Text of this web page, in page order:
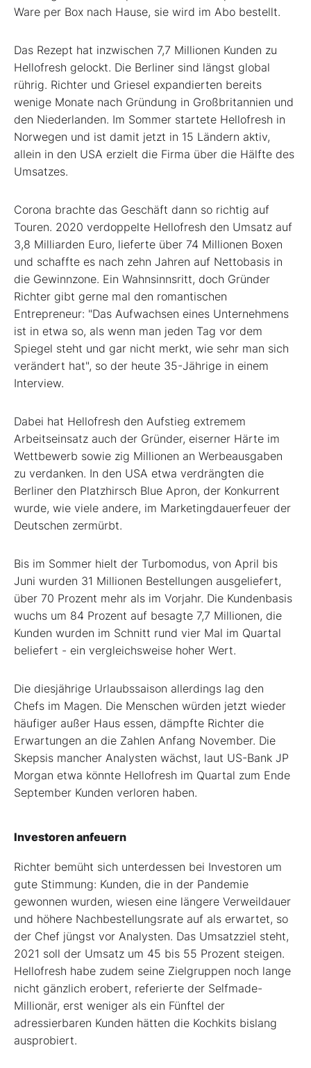
Ware per Box nach Hause, sie wird im Abo bestellt.
Das Rezept hat inzwischen 7,7 Millionen Kunden zu
Hellofresh gelockt. Die Berliner sind längst global
rührig. Richter und Griesel expandierten bereits
wenige Monate nach Gründung in Großbritannien und
den Niederlanden. Im Sommer startete Hellofresh in
Norwegen und ist damit jetzt in 15 Ländern aktiv,
allein in den USA erzielt die Firma über die Hälfte des
Umsatzes.
Corona brachte das Geschäft dann so richtig auf
Touren. 2020 verdoppelte Hellofresh den Umsatz auf
3,8 Milliarden Euro, lieferte über 74 Millionen Boxen
und schaffte es nach zehn Jahren auf Nettobasis in
die Gewinnzone. Ein Wahnsinnsritt, doch Gründer
Richter gibt gerne mal den romantischen
Entrepreneur: "Das Aufwachsen eines Unternehmens
ist in etwa so, als wenn man jeden Tag vor dem
Spiegel steht und gar nicht merkt, wie sehr man sich
verändert hat", so der heute 35-Jährige in einem
Interview.
Dabei hat Hellofresh den Aufstieg extremem
Arbeitseinsatz auch der Gründer, eiserner Härte im
Wettbewerb sowie zig Millionen an Werbeausgaben
zu verdanken. In den USA etwa verdrängten die
Berliner den Platzhirsch Blue Apron, der Konkurrent
wurde, wie viele andere, im Marketingdauerfeuer der
Deutschen zermürbt.
Bis im Sommer hielt der Turbomodus, von April bis
Juni wurden 31 Millionen Bestellungen ausgeliefert,
über 70 Prozent mehr als im Vorjahr. Die Kundenbasis
wuchs um 84 Prozent auf besagte 7,7 Millionen, die
Kunden wurden im Schnitt rund vier Mal im Quartal
beliefert - ein vergleichsweise hoher Wert.
Die diesjährige Urlaubssaison allerdings lag den
Chefs im Magen. Die Menschen würden jetzt wieder
häufiger außer Haus essen, dämpfte Richter die
Erwartungen an die Zahlen Anfang November. Die
Skepsis mancher Analysten wächst, laut US-Bank JP
Morgan etwa könnte Hellofresh im Quartal zum Ende
September Kunden verloren haben.
Investoren anfeuern
Richter bemüht sich unterdessen bei Investoren um
gute Stimmung: Kunden, die in der Pandemie
gewonnen wurden, wiesen eine längere Verweildauer
und höhere Nachbestellungsrate auf als erwartet, so
der Chef jüngst vor Analysten. Das Umsatzziel steht,
2021 soll der Umsatz um 45 bis 55 Prozent steigen.
Hellofresh habe zudem seine Zielgruppen noch lange
nicht gänzlich erobert, referierte der Selfmade-
Millionär, erst weniger als ein Fünftel der
adressierbaren Kunden hätten die Kochkits bislang
ausprobiert.